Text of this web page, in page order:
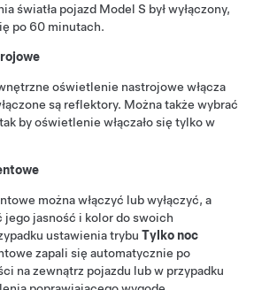
światła pojazd Model S był wyłączony,
po 60 minutach.
oświetlenie nastrojowe włącza
są reflektory. Można także wybrać
by oświetlenie włączało się tylko w
można włączyć lub wyłączyć, a
jego jasność i kolor do swoich
ustawienia trybu Tylko noc
zapali się automatycznie po
na zewnątrz pojazdu lub w przypadku